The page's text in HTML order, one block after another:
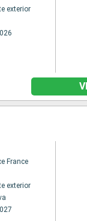
exterior
France
exterior